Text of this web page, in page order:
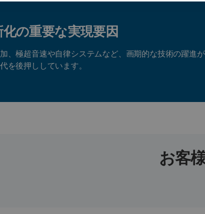
化の重要な実現要因
、極超音速や自律システムなど、画期的な技術の躍進
を後押ししています。
お客